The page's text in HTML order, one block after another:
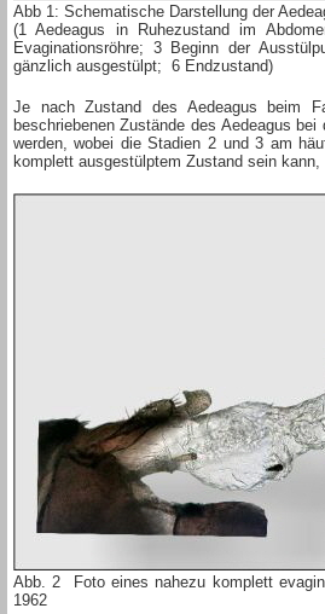
Abb 1: Schematische Darstellung der
(1 Aedeagus in Ruhezustand im
Evaginationsröhre; 3 Beginn der
gänzlich ausgestülpt; 6 Endzustand)
Je nach Zustand des Aedeagus beim
beschriebenen Zustände des Aedeagus
werden, wobei die Stadien 2 und 3 am
komplett ausgestülptem Zustand sein
Abb. 2 Foto eines nahezu komplett
1962